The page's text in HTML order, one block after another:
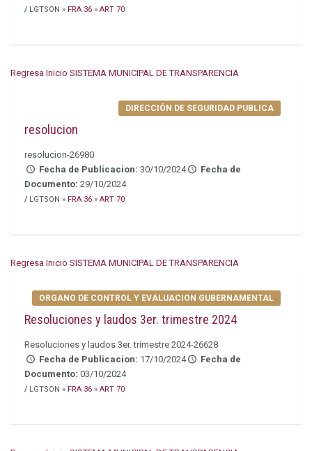
/ LGTSON » FRA 36 » ART 70
Regresa Inicio SISTEMA MUNICIPAL DE TRANSPARENCIA
DIRECCIÓN DE SEGURIDAD PUBLICA
resolucion
resolucion-26980
Fecha de Publicacion:30/10/2024
Fecha de
Documento: 29/10/2024
/ LGTSON » FRA 36 » ART 70
Regresa Inicio SISTEMA MUNICIPAL DE TRANSPARENCIA
ORGANO DE CONTROL Y EVALUACION GUBERNAMENTAL
Resoluciones y laudos 3er. trimestre 2024
Resoluciones y laudos 3er. trimestre 2024-26628
Fecha de Publicacion: 17/10/2024
Fecha de
Documento: 03/10/2024
/ LGTSON » FRA 36 » ART 70